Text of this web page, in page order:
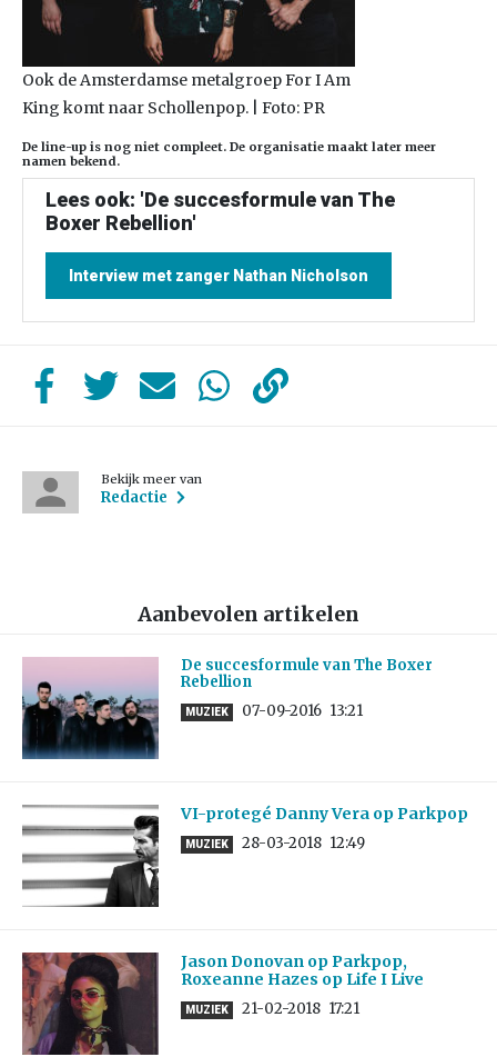
Ook de Amsterdamse metalgroep For I Am
King komt naar Schollenpop. | Foto: PR
De line-up is nog niet compleet. De organisatie maakt later meer
namen bekend.
Lees ook: 'De succesformule van The
Boxer Rebellion'
Interview met zanger Nathan Nicholson
Bekijk meer van
Redactie
Aanbevolen artikelen
De succesformule van The Boxer
Rebellion
MUZIEK 07-09-2016 13:21
VI-protegé Danny Vera op Parkpop
MUZIEK 28-03-2018 12:49
Jason Donovan op Parkpop,
Roxeanne Hazes op Life I Live
MUZIEK 21-02-2018 17:21